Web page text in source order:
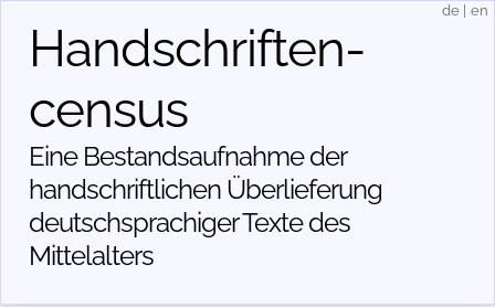
Handschriften­
census
Eine Bestandsaufnahme der
handschriftlichen Über­lieferung
deutschsprachiger Texte des
Mittelalters
de en